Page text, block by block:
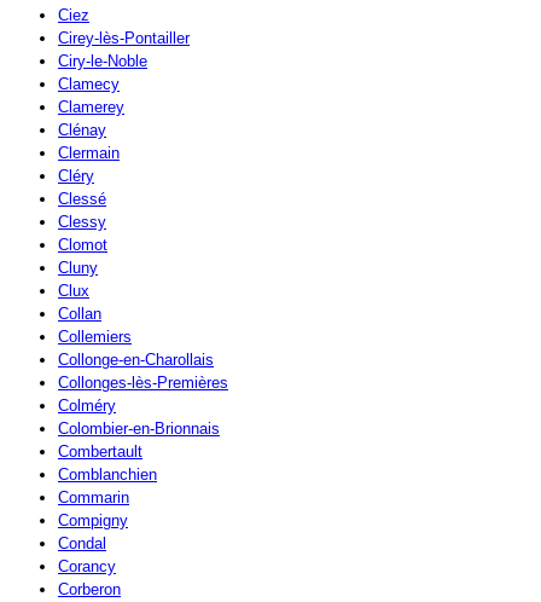
Ciez
Cirey-lès-Pontailler
Ciry-le-Noble
Clamecy
Clamerey
Clénay
Clermain
Cléry
Clessé
Clessy
Clomot
Cluny
Clux
Collan
Collemiers
Collonge-en-Charollais
Collonges-lès-Premières
Colméry
Colombier-en-Brionnais
Combertault
Comblanchien
Commarin
Compigny
Condal
Corancy
Corberon